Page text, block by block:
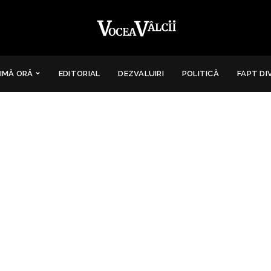
ORĂ EDITORIAL DEZVALUIRI POLITICĂ FAPT